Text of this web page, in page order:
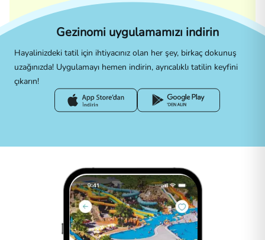
Gezinomi uygulamamızı indirin
Hayalinizdeki tatil için ihtiyacınız olan her şey, birkaç dokunuş
uzağınızda! Uygulamayı hemen indirin, ayrıcalıklı tatilin keyfini
çıkarın!